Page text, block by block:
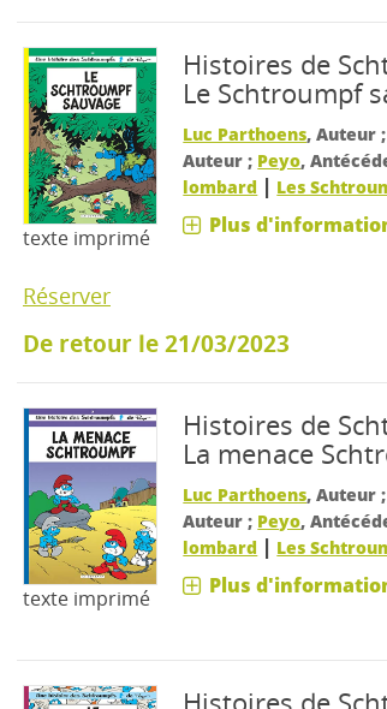
texte imprimé
Histoires de
Le Schtroumpf
Luc Parthoens, Auteur
Auteur ; Peyo,
lombard | Les
Plus
Réserver
De retour le 21/03/2023
texte imprimé
Histoires de
La menace
Luc Parthoens, Auteur
Auteur ; Peyo,
lombard | Les
Plus
Histoires de